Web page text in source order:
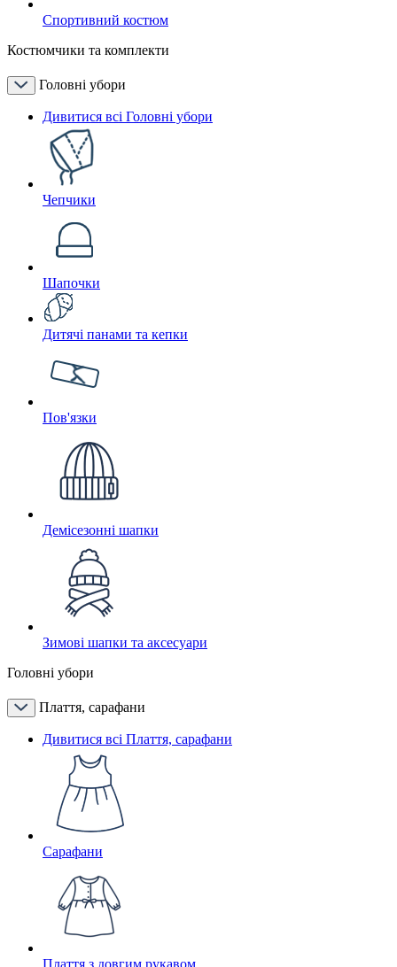
Спортивний костюм
Костюмчики та комплекти
Головні убори
Дивитися всі Головні убори
Чепчики
Шапочки
Дитячі панами та кепки
Пов'язки
Демісезонні шапки
Зимові шапки та аксесуари
Головні убори
Плаття, сарафани
Дивитися всі Плаття, сарафани
Сарафани
Плаття з довгим рукавом